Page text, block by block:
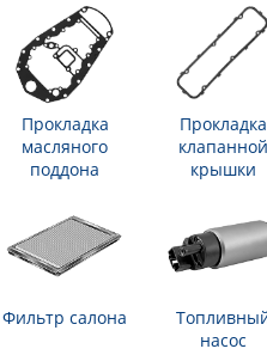
Прокладка
масляного
поддона
Прокладка
клапанной
крышки
Фильтр салона
насос